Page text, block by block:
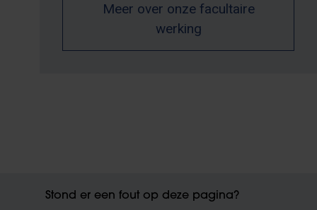
Meer over onze facultaire
werking
Stond er een fout op deze pagina?